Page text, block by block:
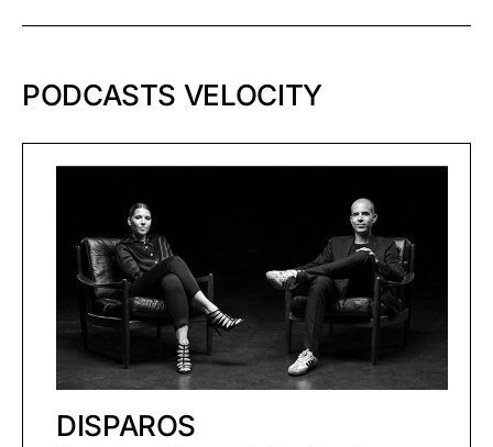
PODCASTS VELOCITY
DISPAROS